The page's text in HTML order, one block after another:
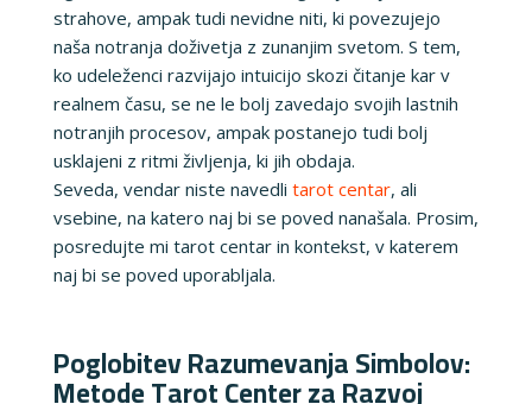
strahove, ampak tudi nevidne niti, ki povezujejo
naša notranja doživetja z zunanjim svetom. S tem,
ko udeleženci razvijajo intuicijo skozi čitanje kar v
realnem času, se ne le bolj zavedajo svojih lastnih
notranjih procesov, ampak postanejo tudi bolj
usklajeni z ritmi življenja, ki jih obdaja.
Seveda, vendar niste navedli tarot centar, ali
vsebine, na katero naj bi se poved nanašala. Prosim,
posredujte mi tarot centar in kontekst, v katerem
naj bi se poved uporabljala.
Poglobitev Razumevanja Simbolov:
Metode Tarot Center za Razvoj